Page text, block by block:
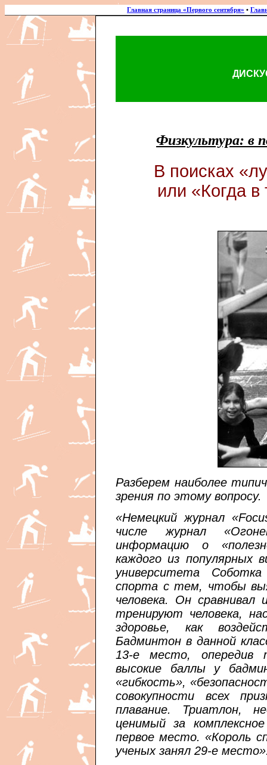
Главная страница «Первого сентября» •
Физкультура: в
В поисках
или «Когда в
Разберем наиболее
зрения по этому вопросу.
«Немецкий журнал
числе журнал
информацию о
каждого из популярных
университета
спорта с тем, чтобы
человека. Он
тренируют человека,
здоровье, как
Бадминтон в данной
13-е место, опередив
высокие баллы у
«гибкость»,
совокупности всех
плавание. Триатлон,
ценимый за
первое место. «Король
ученых занял 29-е